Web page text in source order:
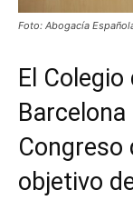
Foto: Abogacía
El
Barcelona
Congreso
objetivo